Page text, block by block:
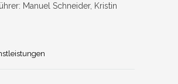
Manuel Schneider, Kristin